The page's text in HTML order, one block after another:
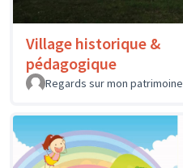
Village historique &
pédagogique
Regards sur mon patrimoine